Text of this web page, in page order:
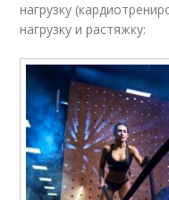
нагрузку
нагрузку и растяжку: